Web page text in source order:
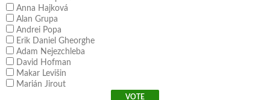
Anna Hajková
Alan Grupa
Andrei Popa
Erik Daniel Gheorghe
Adam Nejezchleba
David Hofman
Makar Levišin
Marián Jirout